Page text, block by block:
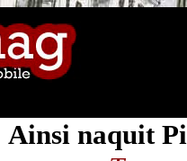
Ainsi naquit